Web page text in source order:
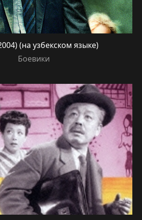
(на узбекском языке)
Боевики